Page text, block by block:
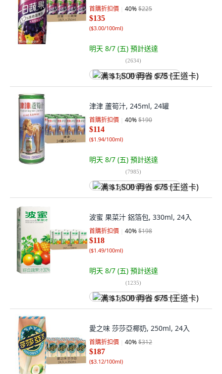
首購折扣價 40%$225
$135
($3.00/100ml)
明天 8/7 (五) 預計送達
(2634)
满 $1,500 再省 $75 (王道卡)
津津 蘆筍汁, 245ml, 24罐
首購折扣價 40%$190
$114
($1.94/100ml)
明天 8/7 (五) 預計送達
(7985)
满 $1,500 再省 $75 (王道卡)
波蜜 果菜汁 鋁箔包, 330ml, 24入
首購折扣價 40%$198
$118
($1.49/100ml)
明天 8/7 (五) 預計送達
(1235)
满 $1,500 再省 $75 (王道卡)
愛之味 莎莎亞椰奶, 250ml, 24入
首購折扣價 40%$312
$187
($3.12/100ml)